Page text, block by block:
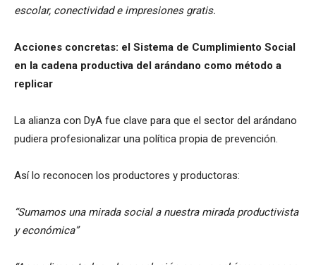
escolar, conectividad e impresiones gratis.
Acciones concretas: el Sistema de Cumplimiento Social
en la cadena productiva del arándano como método a
replicar
La alianza con DyA fue clave para que el sector del arándano
pudiera profesionalizar una política propia de prevención.
Así lo reconocen los productores y productoras:
“Sumamos una mirada social a nuestra mirada productivista
y económica”